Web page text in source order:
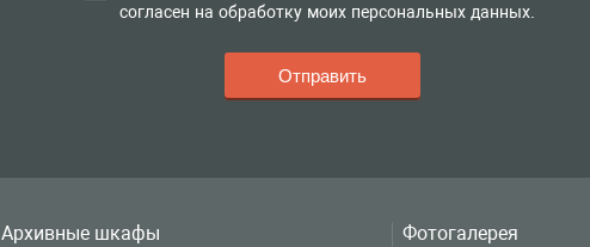
согласен на обработку моих персональных данных.
Архивные шкафы
Фотогалерея